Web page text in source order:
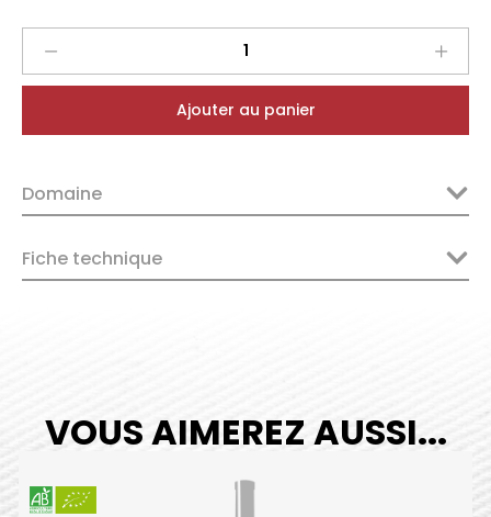
Sancerre
Charlouise
quantity
Ajouter au panier
Domaine
Fiche technique
VOUS AIMEREZ AUSSI...